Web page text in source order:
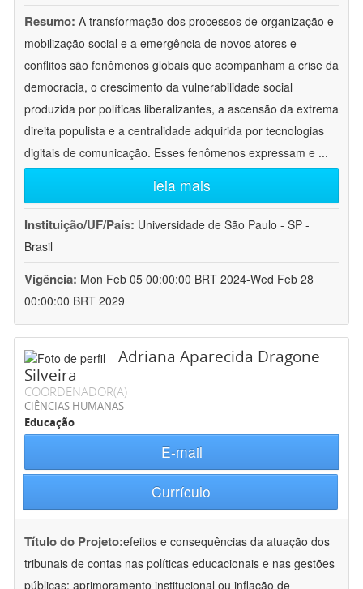
Resumo: A transformação dos processos de organização e
mobilização social e a emergência de novos atores e
conflitos são fenômenos globais que acompanham a crise da
democracia, o crescimento da vulnerabilidade social
produzida por políticas liberalizantes, a ascensão da extrema
direita populista e a centralidade adquirida por tecnologias
digitais de comunicação. Esses fenômenos expressam e ...
leia mais
Instituição/UF/País: Universidade de São Paulo - SP -
Brasil
Vigência: Mon Feb 05 00:00:00 BRT 2024-Wed Feb 28
00:00:00 BRT 2029
Adriana Aparecida Dragone
Silveira
COORDENADOR(A)
CIÊNCIAS HUMANAS
Educação
E-mail
Currículo
Título do Projeto:efeitos e consequências da atuação dos
tribunais de contas nas políticas educacionais e nas gestões
públicas: aprimoramento institucional ou inflação de